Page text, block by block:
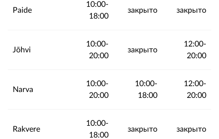
Paide
10:00-
18:00
закрыто закрыто
Jõhvi
10:00-
20:00
закрыто
12:00-
20:00
Narva
10:00-
20:00
10:00-
18:00
12:00-
20:00
Rakvere
10:00-
18:00
закрыто закрыто